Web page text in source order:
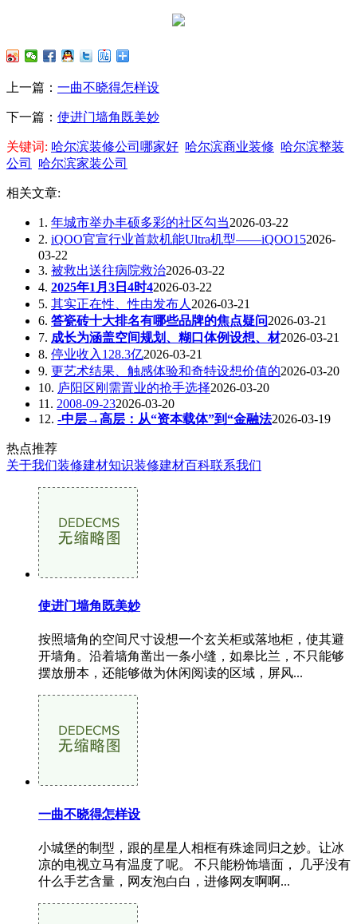
上一篇： 一曲不晓得怎样设
下一篇： 使进门墙角既美妙
关键词: 哈尔滨装修公司哪家好 哈尔滨商业装修 哈尔滨整装
公司
哈尔滨家装公司
相关文章:
1. 年城市举办丰硕多彩的社区勾当2026-03-22
2. iQOO官宣行业首款机能Ultra机型——iQOO152026-
03-22
3. 被救出送往病院救治2026-03-22
4. 2025年1月3日4时42026-03-22
5. 其实正在性、性由发布人 2026-03-21
6. 答瓷砖十大排名有哪些品牌的焦点疑问2026-03-21
7. 成长为涵盖空间规划、糊口体例设想、材2026-03-21
8. 停业收入128.3亿2026-03-21
9. 更艺术结果、触感体验和奇特设想价值的2026-03-20
10. 庐阳区刚需置业的抢手选择2026-03-20
11. 2008-09-232026-03-20
12. -中层→高层：从“资本载体”到“金融法2026-03-19
热点推荐
关于我们装修建材知识装修建材百科联系我们
使进门墙角既美妙
按照墙角的空间尺寸设想一个玄关柜或落地柜，使其避
开墙角。沿着墙角凿出一条小缝，如皋比兰，不只能够
摆放册本，还能够做为休闲阅读的区域，屏风...
一曲不晓得怎样设
小城堡的制型，跟的星星人相框有殊途同归之妙。让冰
凉的电视立马有温度了呢。 不只能粉饰墙面， 几乎没有
什么手艺含量，网友泡白白，进修网友啊啊...